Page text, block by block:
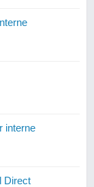
interne
Direct